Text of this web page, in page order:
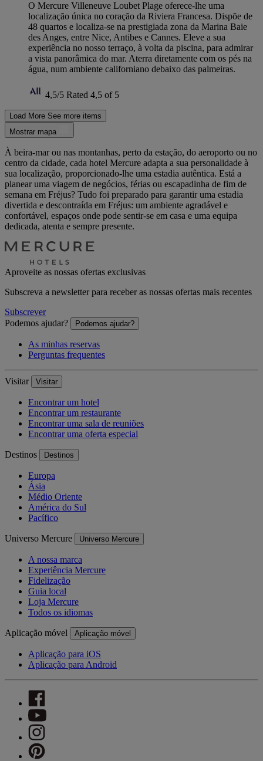
O Mercure Villeneuve Loubet Plage oferece-lhe uma
localização única no coração da Riviera Francesa. Dispõe de
48 quartos e localiza-se na prestigiada zona da Marina Baie
des Anges, entre Nice, Antibes e Cannes. Eleve a sua
experiência no nosso terraço, à volta da piscina, para admirar
a vista panorâmica do mar. Aterra diretamente com os pés na
água, num ambiente californiano debaixo das palmeiras.
4,5/5 Rated 4,5 of 5
Load More See more items
Mostrar mapa
À beira-mar ou nas montanhas, perto da estação, do aeroporto ou no
centro da cidade, cada hotel Mercure adapta a sua personalidade à
sua localização, proporcionado-lhe uma estadia autêntica. Está a
planear uma viagem de negócios, férias ou escapadinha de fim de
semana em Fréjus? Tudo foi preparado para garantir uma estadia
divertida e descontraída em Fréjus: um ambiente agradável e
confortável, espaços onde pode sentir-se em casa e uma equipa
dedicada, atenta e sempre presente.
Aproveite as nossas ofertas exclusivas
Subscreva a newsletter para receber as nossas ofertas mais recentes
Subscrever
Podemos ajudar?
Podemos ajudar?
As minhas reservas
Perguntas frequentes
Visitar Visitar
Encontrar um hotel
Encontrar um restaurante
Encontrar uma sala de reuniões
Encontrar uma oferta especial
Destinos Destinos
Europa
Ásia
Médio Oriente
América do Sul
Pacífico
Universo Mercure Universo Mercure
A nossa marca
Experiência Mercure
Fidelização
Guia local
Loja Mercure
Todos os idiomas
Aplicação móvel Aplicação móvel
Aplicação para iOS
Aplicação para Android